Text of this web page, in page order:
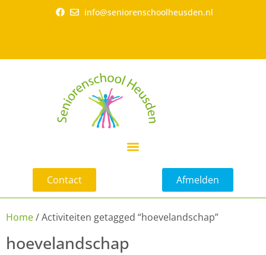
info@seniorenschoolheusden.nl
Contact Afmelden
Home/ Activiteiten getagged “hoevelandschap”
hoevelandschap